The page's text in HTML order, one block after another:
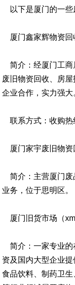
以下是厦门的一些
厦门鑫家辉物资回
简介：经厦门工商
废旧物资回收、房
企业合作，实力强大
联系方式：收购热
厦门家宇废旧物资
简介：主营厦门废
业务，位于思明区。
厦门旧货市场（
简介：一家专业的
资及国内大型企业
食品饮料、制药卫